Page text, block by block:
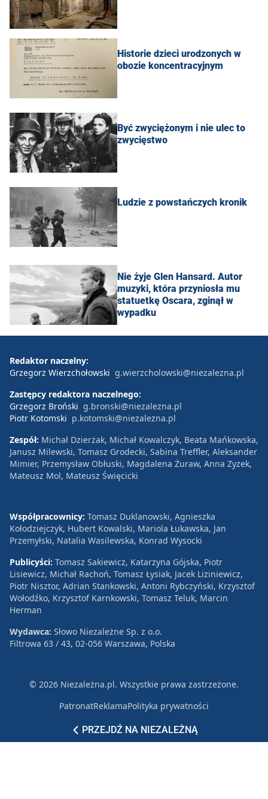
Historie dzieci urodzonych w
obozie koncentracyjnym
Być zwyciężonym i nie ulec to
zwycięstwo
Ludzie z powstańczych kronik
Nie żyje Glen Hansard. Autor
muzyki, która przyniosła mu
statuetkę Oscara, zginął w
wypadku
PRZEJDŹ NA NIEZALEŻNĄ
Redaktor naczelny:
Grzegorz Wierzchołowski g.wierzcholowski@niezalezna.pl
Zastępcy redaktora naczelnego:
Grzegorz Broński g.bronski@niezalezna.pl
Piotr Kotomski p.kotomski@niezalezna.pl
Zespół: Michał Dzierżak, Michał Kowalczyk, Beata Mańkowska,
Janusz Milewski, Tomasz Grodecki, Sabina Treffler, Aleksander
Mimier, Przemysław Obłuski, Magdalena Żuraw, Anna Zyzek,
Mateusz Mol, Mateusz Święcicki
Współpracownicy: Tomasz Duklanowski, Agnieszka
Kołodziejczyk, Hubert Kowalski, Mariola Łukawska, Jan
Przemyłski, Natalia Wasilewska, Konrad Wysocki
Publicyści: Tomasz Sakiewicz, Katarzyna Gójska, Piotr
Lisiewicz, Michał Rachoń, Tomasz Łysiak, Jacek Liziniewicz,
Piotr Nisztor, Adrian Stankowski, Antoni Rybczyński, Krzysztof
Wołodźko, Krzysztof Karnkowski, Tomasz Teluk, Marcin
Herman
Wydawca: Słowo Niezależne Sp. z o.o.
Filtrowa 63 / 43, 02-056 Warszawa, Polska
© 2026 Niezależna.pl. Wszystkie prawa zastrzeżone.
PatronatReklamaPolityka prywatności